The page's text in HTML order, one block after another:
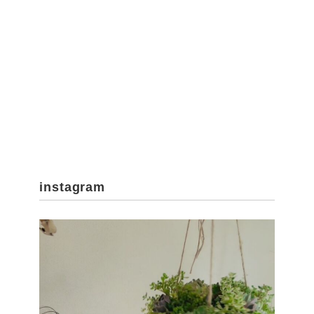
instagram